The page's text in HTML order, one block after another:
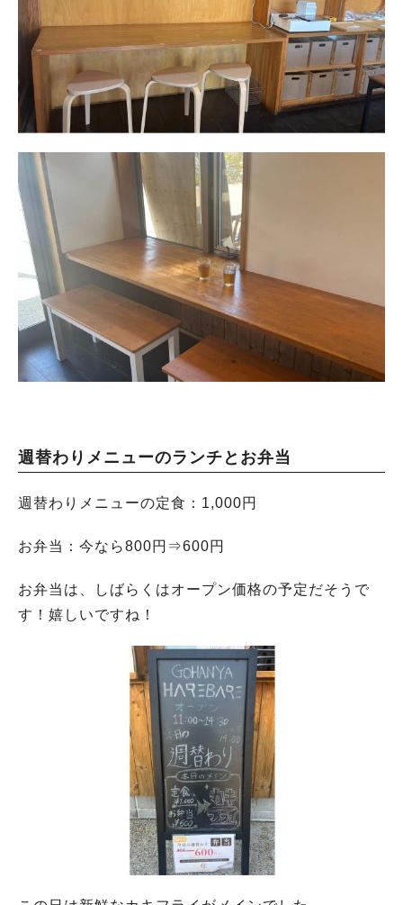
週替わりメニューのランチとお弁当
週替わりメニューの定食：1,000円
お弁当：今なら800円⇒600円
お弁当は、しばらくはオープン価格の予定だそうで
す！嬉しいですね！